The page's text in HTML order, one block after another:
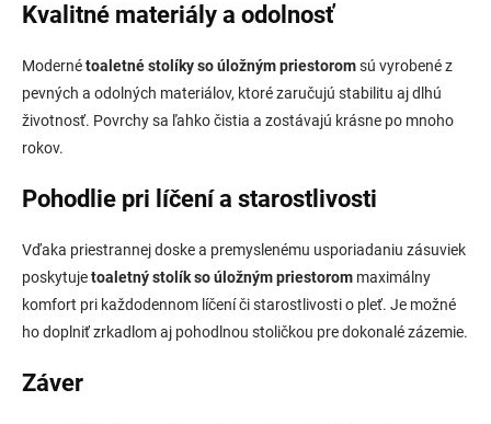
Kvalitné materiály a odolnosť
Modernétoaletné stolíky so úložným priestoromsú vyrobené z
pevných a odolných materiálov, ktoré zaručujú stabilitu aj dlhú
životnosť. Povrchy sa ľahko čistia a zostávajú krásne po mnoho
rokov.
Pohodlie pri líčení a starostlivosti
Vďaka priestrannej doske a premyslenému usporiadaniu zásuviek
poskytujetoaletný stolík so úložným priestorom maximálny
komfort pri každodennom líčení či starostlivosti o pleť. Je možné
ho doplniť zrkadlom aj pohodlnou stoličkou pre dokonalé zázemie.
Záver